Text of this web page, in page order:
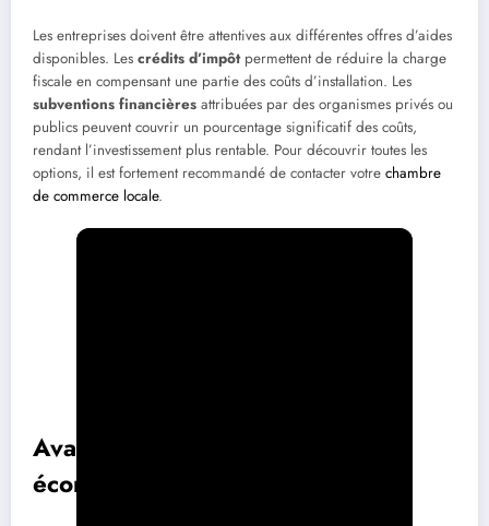
Les entreprises doivent être attentives aux différentes offres d’aides
disponibles. Les crédits d’impôtpermettent de réduire la charge
fiscale en compensant une partie des coûts d’installation. Les
subventions financières attribuées par des organismes privés ou
publics peuvent couvrir un pourcentage significatif des coûts,
rendant l’investissement plus rentable. Pour découvrir toutes les
options, il est fortement recommandé de contacter votre chambre
de commerce locale.
Avantages environnementaux et
économiques